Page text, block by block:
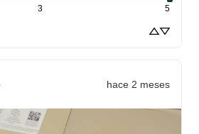
3 5
hace 2 meses